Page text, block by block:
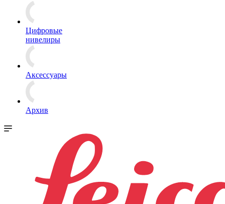
Цифровые
нивелиры
Аксессуары
Архив